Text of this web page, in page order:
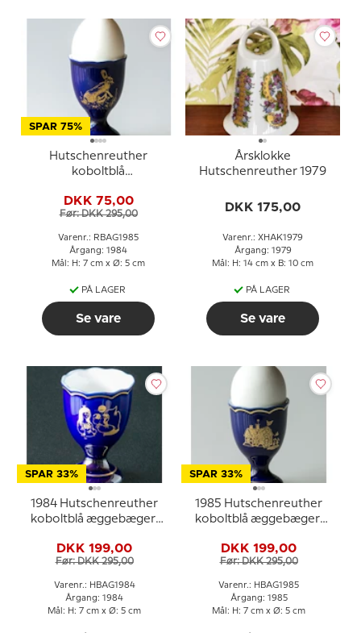
SPAR 75%
Hutschenreuther
koboltblå
DKK 75,00
Før: DKK 295,00
Varenr.: RBAG1985
Årgang: 1984
Mål: H: 7 cm x Ø: 5 cm
PÅ LAGER
Se vare
Årsklokke
Hutschenreuther 1979
DKK 175,00
Varenr.: XHAK1979
Årgang: 1979
Mål: H: 14 cm x B: 10 cm
PÅ LAGER
Se vare
SPAR 33%
1984 Hutschenreuther
koboltblå æggebæger,
DKK 199,00
Før: DKK 295,00
Varenr.: HBAG1984
Årgang: 1984
Mål: H: 7 cm x Ø: 5 cm
SPAR 33%
1985 Hutschenreuther
koboltblå æggebæger,
DKK 199,00
Før: DKK 295,00
Varenr.: HBAG1985
Årgang: 1985
Mål: H: 7 cm x Ø: 5 cm